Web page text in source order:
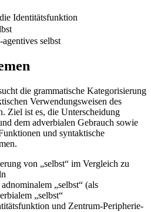
Identitätsfunktion
selbst
die grammatische Kategorisierung
Verwendungsweisen des
Ziel ist es, die Unterscheidung
dem adverbialen Gebrauch sowie
und syntaktische
von „selbst“ im Vergleich zu
„selbst“ (als
„selbst“
und Zentrum-Peripherie-